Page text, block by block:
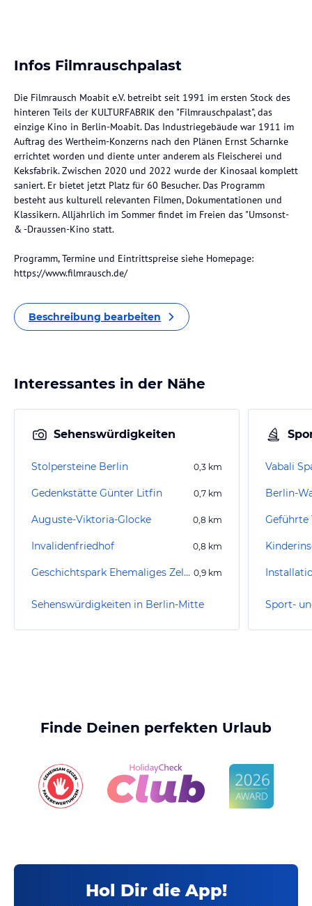
Infos Filmrauschpalast
Die Filmrausch Moabit e.V. betreibt seit 1991 im ersten Stock des
hinteren Teils der KULTURFABRIK den "Filmrauschpalast", das
einzige Kino in Berlin-Moabit. Das Industriegebäude war 1911 im
Auftrag des Wertheim-Konzerns nach den Plänen Ernst Scharnke
errichtet worden und diente unter anderem als Fleischerei und
Keksfabrik. Zwischen 2020 und 2022 wurde der Kinosaal komplett
saniert. Er bietet jetzt Platz für 60 Besucher. Das Programm
besteht aus kulturell relevanten Filmen, Dokumentationen und
Klassikern. Alljährlich im Sommer findet im Freien das "Umsonst-
& -Draussen-Kino statt.
Programm, Termine und Eintrittspreise siehe Homepage:
https://www.filmrausch.de/
Beschreibung bearbeiten
Interessantes in der Nähe
Sehenswürdigkeiten
Stolpersteine Berlin 0,3 km
Gedenkstätte Günter Litfin 0,7 km
Auguste-Viktoria-Glocke 0,8 km
Invalidenfriedhof 0,8 km
Geschichtspark Ehemaliges Zellengefängnis Moabit 0,9 km
Sehenswürdigkeiten in Berlin-Mitte
Vabali
Berlin-
Finde Deinen perfekten Urlaub
Hol Dir die App!